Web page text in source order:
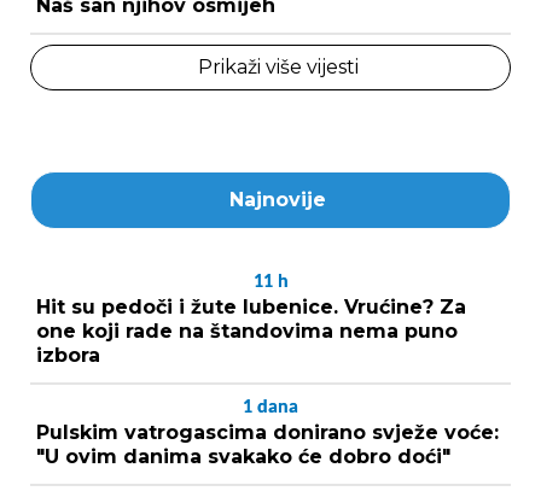
Naš san njihov osmijeh
Prikaži više vijesti
Najnovije
11 h
Hit su pedoči i žute lubenice. Vrućine? Za
one koji rade na štandovima nema puno
izbora
1 dana
Pulskim vatrogascima donirano svježe voće:
"U ovim danima svakako će dobro doći"